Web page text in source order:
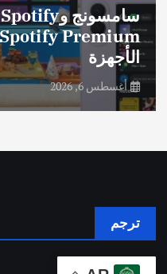
الأجهزة
أغسطس 6, 2026
ترجم